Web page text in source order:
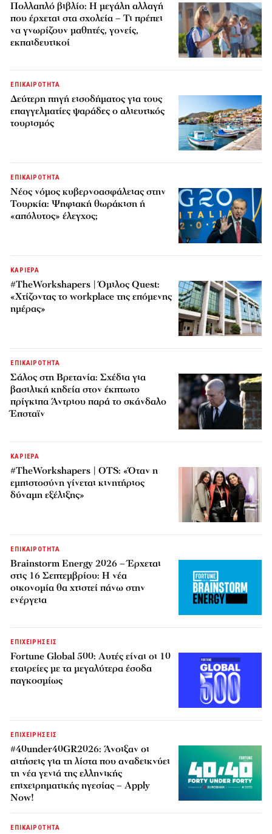
Πολλαπλό βιβλίο: Η μεγάλη αλλαγή
που έρχεται στα σχολεία – Τι πρέπει
να γνωρίζουν μαθητές, γονείς,
εκπαιδευτικοί
ΕΠΙΚΑΙΡΟΤΗΤΑ
Δεύτερη πηγή εισοδήματος για τους
επαγγελματίες ψαράδες ο αλιευτικός
τουρισμός
ΕΠΙΚΑΙΡΟΤΗΤΑ
Νέος νόμος κυβερνοασφάλειας στην
Τουρκία: Ψηφιακή θωράκιση ή
«απόλυτος» έλεγχος;
ΚΑΡΙΕΡΑ
#TheWorkshapers | Όμιλος Quest:
«Χτίζοντας το workplace της επόμενης
ημέρας»
ΕΠΙΚΑΙΡΟΤΗΤΑ
Σάλος στη Βρετανία: Σχέδια για
βασιλική κηδεία στον έκπτωτο
πρίγκιπα Άντριου παρά το σκάνδαλο
Έπσταϊν
ΚΑΡΙΕΡΑ
#TheWorkshapers | OTS: «Όταν η
εμπιστοσύνη γίνεται κινητήριος
δύναμη εξέλιξης»
ΕΠΙΚΑΙΡΟΤΗΤΑ
Brainstorm Energy 2026 – Έρχεται
στις 16 Σεπτεμβρίου: Η νέα
οικονομία θα χτιστεί πάνω στην
ενέργεια
ΕΠΙΧΕΙΡΗΣΕΙΣ
Fortune Global 500: Αυτές είναι οι 10
εταιρείες με τα μεγαλύτερα έσοδα
παγκοσμίως
ΕΠΙΧΕΙΡΗΣΕΙΣ
#40under40GR2026: Άνοιξαν οι
αιτήσεις για τη λίστα που αναδεικνύει
τη νέα γενιά της ελληνικής
επιχειρηματικής ηγεσίας – Apply
Now!
ΕΠΙΚΑΙΡΟΤΗΤΑ